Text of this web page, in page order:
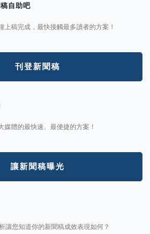
自助吧
上稿完成，最快接觸最多讀者的方案！
刊登新聞稿
媒體的最快速、最便捷的方案！
讓新聞稿曝光
讓您知道你的新聞稿成效表現如何？